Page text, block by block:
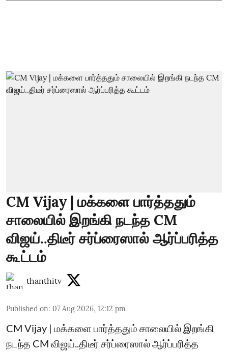
CM Vijay | மக்களை பார்த்ததும்
சாலையில் இறங்கி நடந்த CM
விஜய்..திடீர் சர்ப்ரைஸால் ஆர்ப்பரித்த
கூட்டம்
thanthitv
Published on: 07 Aug 2026, 12:12 pm
CM Vijay | மக்களை பார்த்ததும் சாலையில் இறங்கி
நடந்த CM விஜய்..திடீர் சர்ப்ரைஸால் ஆர்ப்பரித்த